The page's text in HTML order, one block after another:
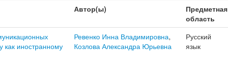
Автор(ы)
Предметная
область
как иностранному
Ревенко Инна Владимировна,
Козлова Александра Юрьевна
Русский
язык